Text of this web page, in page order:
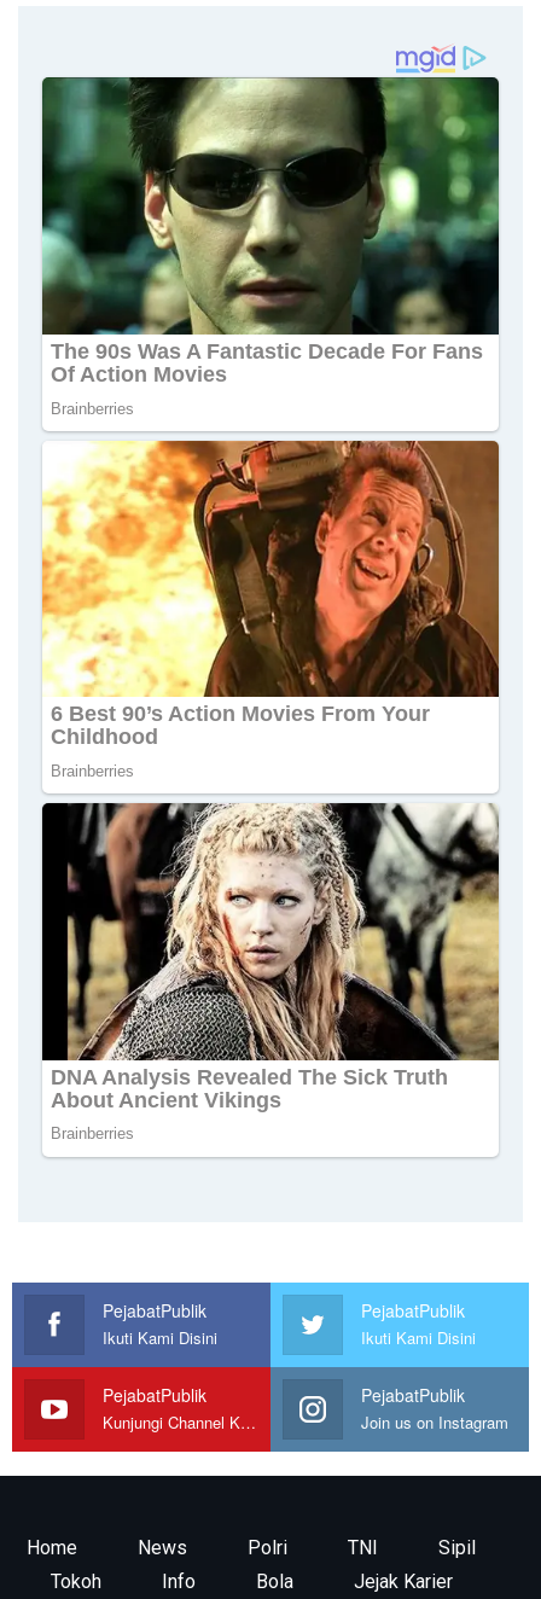
PejabatPublik
Ikuti Kami Disini
PejabatPublik
Ikuti Kami Disini
PejabatPublik
Kunjungi Channel Kami
PejabatPublik
Join us on Instagram
Home News Polri TNI
Sipil
Tokoh
Info Bola Jejak Karier